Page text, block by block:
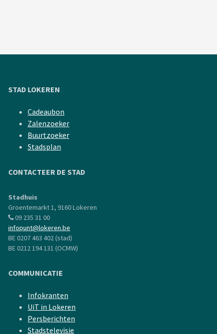
STAD LOKEREN
Cadeaubon
Zalenzoeker
Buurtzoeker
Stadsplan
CONTACTEER DE STAD
Stadhuis
Groentemarkt 1, 9160 Lokeren
09 235 31 00
infopunt@lokeren.be
BE 0207 463 402 (stad)
BE 0212 194 131 (OCMW)
COMMUNICATIE
Infokranten
UiT in Lokeren
Persberichten
Stadstelevisie